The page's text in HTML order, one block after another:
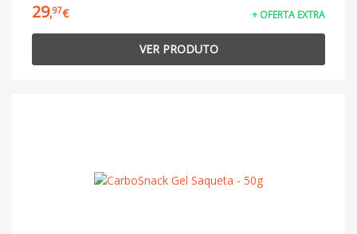
29,97€ + OFERTA EXTRA
VER PRODUTO